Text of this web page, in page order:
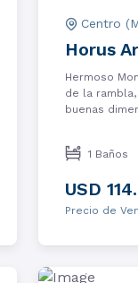
Centro
Horus
Hermoso
de la
buenas
1 Baños
USD
Precio de